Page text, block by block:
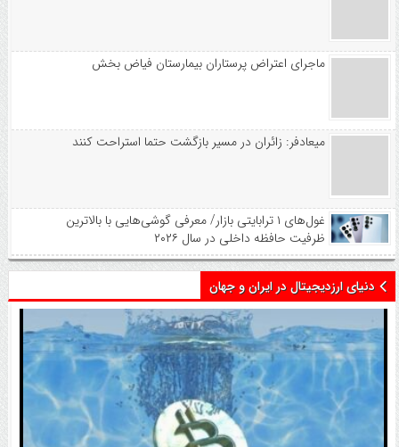
ماجرای اعتراض پرستاران بیمارستان فیاض بخش
میعادفر: زائران در مسیر بازگشت حتما استراحت کنند
غول‌های ۱ ترابایتی بازار/ معرفی گوشی‌هایی با بالاترین
ظرفیت حافظه داخلی در سال ۲۰۲۶
دنیای ارزدیجیتال در ایران و جهان